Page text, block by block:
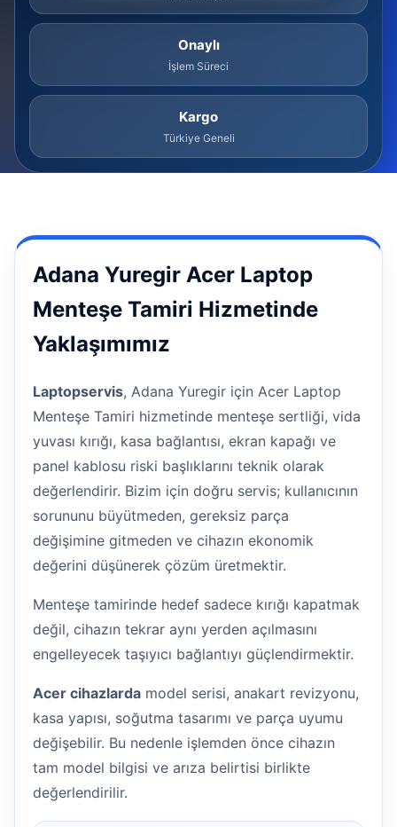
Onaylı
İşlem Süreci
Kargo
Türkiye Geneli
Adana Yuregir Acer Laptop
Menteşe Tamiri Hizmetinde
Yaklaşımımız
Laptopservis, Adana Yuregir için Acer Laptop
Menteşe Tamiri hizmetinde menteşe sertliği, vida
yuvası kırığı, kasa bağlantısı, ekran kapağı ve
panel kablosu riski başlıklarını teknik olarak
değerlendirir. Bizim için doğru servis; kullanıcının
sorununu büyütmeden, gereksiz parça
değişimine gitmeden ve cihazın ekonomik
değerini düşünerek çözüm üretmektir.
Menteşe tamirinde hedef sadece kırığı kapatmak
değil, cihazın tekrar aynı yerden açılmasını
engelleyecek taşıyıcı bağlantıyı güçlendirmektir.
Acer cihazlarda model serisi, anakart revizyonu,
kasa yapısı, soğutma tasarımı ve parça uyumu
değişebilir. Bu nedenle işlemden önce cihazın
tam model bilgisi ve arıza belirtisi birlikte
değerlendirilir.